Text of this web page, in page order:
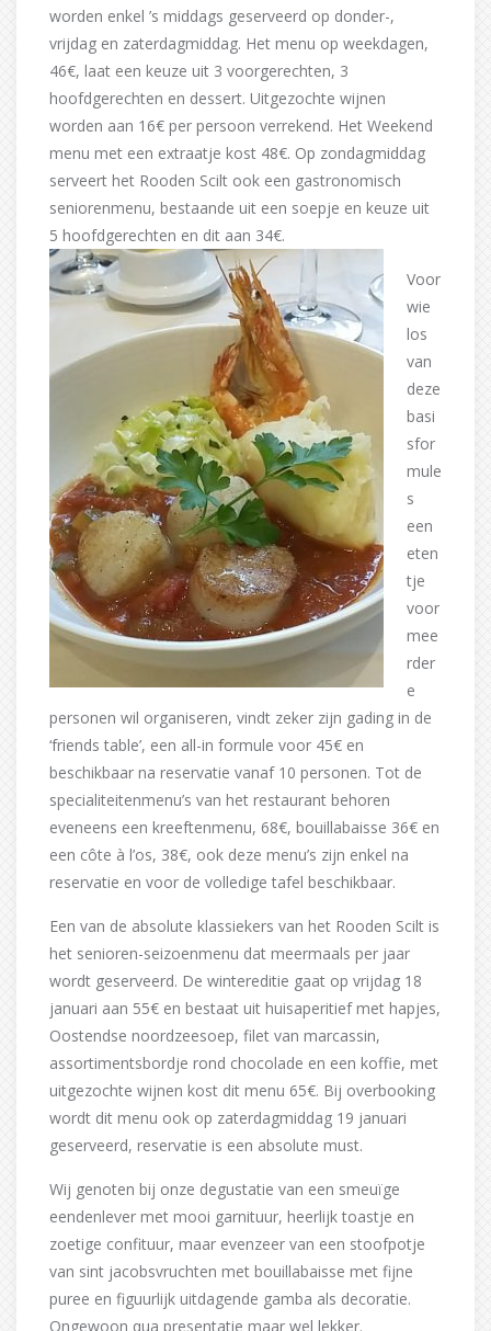
worden enkel ’s middags geserveerd op donder-,
vrijdag en zaterdagmiddag. Het menu op weekdagen,
46€, laat een keuze uit 3 voorgerechten, 3
hoofdgerechten en dessert. Uitgezochte wijnen
worden aan 16€ per persoon verrekend. Het Weekend
menu met een extraatje kost 48€. Op zondagmiddag
serveert het Rooden Scilt ook een gastronomisch
seniorenmenu, bestaande uit een soepje en keuze uit
5 hoofdgerechten en dit aan 34€.
Voor
wie
los
van
deze
basi
sfor
mule
s
een
eten
tje
voor
mee
rder
e
personen wil organiseren, vindt zeker zijn gading in de
‘friends table’, een all-in formule voor 45€ en
beschikbaar na reservatie vanaf 10 personen. Tot de
specialiteitenmenu’s van het restaurant behoren
eveneens een kreeftenmenu, 68€, bouillabaisse 36€ en
een côte à l’os, 38€, ook deze menu’s zijn enkel na
reservatie en voor de volledige tafel beschikbaar.
Een van de absolute klassiekers van het Rooden Scilt is
het senioren-seizoenmenu dat meermaals per jaar
wordt geserveerd. De wintereditie gaat op vrijdag 18
januari aan 55€ en bestaat uit huisaperitief met hapjes,
Oostendse noordzeesoep, filet van marcassin,
assortimentsbordje rond chocolade en een koffie, met
uitgezochte wijnen kost dit menu 65€. Bij overbooking
wordt dit menu ook op zaterdagmiddag 19 januari
geserveerd, reservatie is een absolute must.
Wij genoten bij onze degustatie van een smeuïge
eendenlever met mooi garnituur, heerlijk toastje en
zoetige confituur, maar evenzeer van een stoofpotje
van sint jacobsvruchten met bouillabaisse met fijne
puree en figuurlijk uitdagende gamba als decoratie.
Ongewoon qua presentatie maar wel lekker.